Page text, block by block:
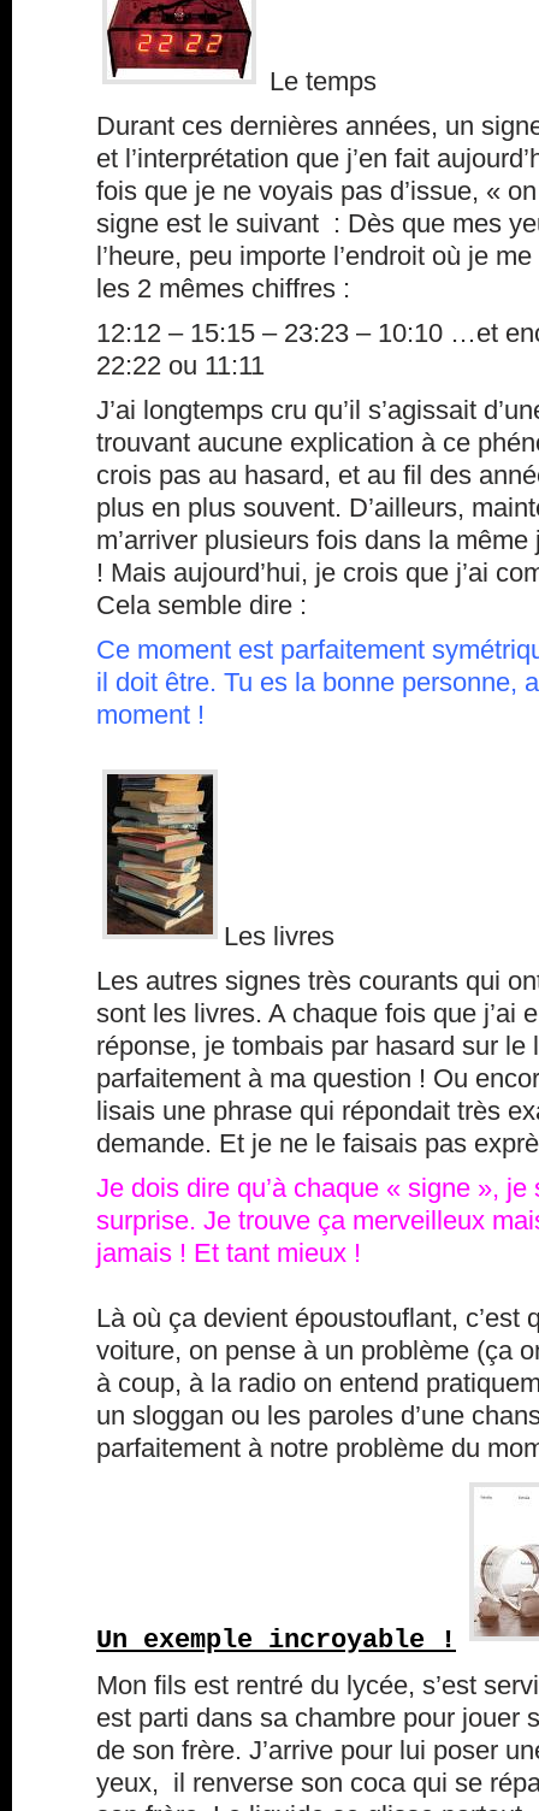
Le temps
Durant ces dernières années, un
et l’interprétation que j’en fait
fois que je ne voyais pas d’issue, «
signe est le suivant : Dès que mes
l’heure, peu importe l’endroit où je
les 2 mêmes chiffres :
12:12 – 15:15 – 23:23 – 10:10 …et
22:22 ou 11:11
J’ai longtemps cru qu’il s’agissait
trouvant aucune explication à ce
crois pas au hasard, et au fil des
plus en plus souvent. D’ailleurs,
m’arriver plusieurs fois dans la même
! Mais aujourd’hui, je crois que j’ai
Cela semble dire :
Ce moment est parfaitement
il doit être. Tu es la bonne personne,
moment !
Les livres
Les autres signes très courants qui
sont les livres. A chaque fois que j’ai
réponse, je tombais par hasard sur le
parfaitement à ma question ! Ou
lisais une phrase qui répondait très
demande. Et je ne le faisais pas
Je dois dire qu’à chaque « signe »,
surprise. Je trouve ça merveilleux
jamais ! Et tant mieux !
Là où ça devient époustouflant, c’est
voiture, on pense à un problème (ça
à coup, à la radio on entend
un sloggan ou les paroles d’une
parfaitement à notre problème du
Un exemple incroyable !
Mon fils est rentré du lycée, s’est
est parti dans sa chambre pour jouer
de son frère. J’arrive pour lui poser
yeux, il renverse son coca qui se